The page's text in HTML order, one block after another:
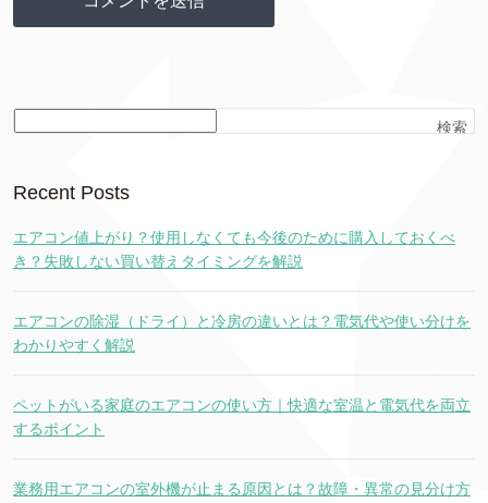
検索
Recent Posts
エアコン値上がり？使用しなくても今後のために購入しておくべ
き？失敗しない買い替えタイミングを解説
エアコンの除湿（ドライ）と冷房の違いとは？電気代や使い分けを
わかりやすく解説
ペットがいる家庭のエアコンの使い方｜快適な室温と電気代を両立
するポイント
業務用エアコンの室外機が止まる原因とは？故障・異常の見分け方